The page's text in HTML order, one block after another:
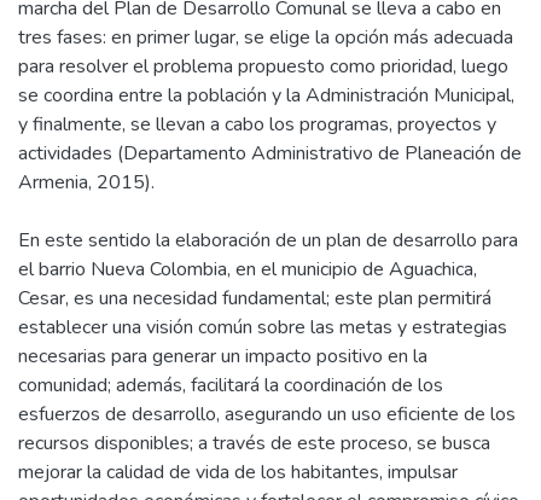
marcha del Plan de Desarrollo Comunal se lleva a cabo en
tres fases: en primer lugar, se elige la opción más adecuada
para resolver el problema propuesto como prioridad, luego
se coordina entre la población y la Administración Municipal,
y finalmente, se llevan a cabo los programas, proyectos y
actividades (Departamento Administrativo de Planeación de
Armenia, 2015).
En este sentido la elaboración de un plan de desarrollo para
el barrio Nueva Colombia, en el municipio de Aguachica,
Cesar, es una necesidad fundamental; este plan permitirá
establecer una visión común sobre las metas y estrategias
necesarias para generar un impacto positivo en la
comunidad; además, facilitará la coordinación de los
esfuerzos de desarrollo, asegurando un uso eficiente de los
recursos disponibles; a través de este proceso, se busca
mejorar la calidad de vida de los habitantes, impulsar